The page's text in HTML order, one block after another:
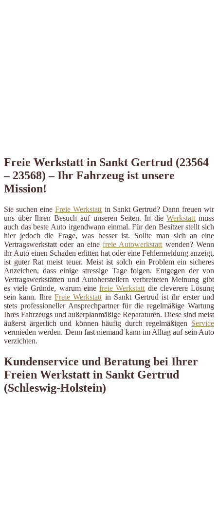
Freie Werkstatt in Sankt Gertrud (23564
– 23568) – Ihr Fahrzeug ist unsere
Mission!
Sie suchen eineFreie Werkstatt in Sankt Gertrud? Dann freuen wir
uns über Ihren Besuch auf unseren Seiten. In dieWerkstatt muss
auch das beste Auto irgendwann einmal. Für den Besitzer stellt sich
hier jedoch die Frage, was besser ist. Sollte man sich an eine
Vertragswerkstatt oder an einefreie Autowerkstatt wenden? Wenn
ihr Auto einen Schaden erlitten hat oder eine Fehlermeldung anzeigt,
ist guter Rat meist teuer. Meist ist solch ein Problem ein sicheres
Anzeichen, dass einige stressige Tage folgen. Entgegen der von
Vertragswerkstätten und Autoherstellern verbreiteten Meinung gibt
es viele Gründe, warum einefreie Werkstatt die cleverere Lösung
sein kann. IhreFreie Werkstatt in Sankt Gertrud ist ihr erster und
stets professioneller Ansprechpartner für die regelmäßige Wartung
Ihres Fahrzeugs und außerplanmäßige Reparaturen. Diese sind meist
äußerst ärgerlich und können häufig durch regelmäßigen Service
vermieden werden. Denn fast niemand kann im Alltag auf sein Auto
verzichten.
Kundenservice und Beratung bei Ihrer
Freien Werkstatt in Sankt Gertrud
(Schleswig-Holstein)